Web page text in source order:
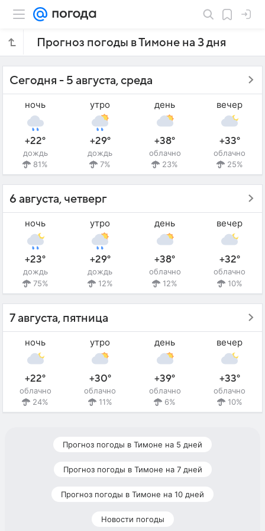
Прогноз погоды в Тимоне на 3 дня
Сегодня - 5 августа, среда
ночь
+22°
дождь
81%
утро
+29°
дождь
7%
день
+38°
облачно
23%
вечер
+33°
облачно
25%
6 августа, четверг
ночь
+23°
дождь
75%
утро
+29°
дождь
12%
день
+38°
облачно
12%
вечер
+32°
облачно
10%
7 августа, пятница
ночь
+22°
облачно
24%
утро
+30°
облачно
11%
день
+39°
облачно
6%
вечер
+33°
облачно
10%
Прогноз погоды в Тимоне на 5 дней
Прогноз погоды в Тимоне на 7 дней
Прогноз погоды в Тимоне на 10 дней
Новости погоды